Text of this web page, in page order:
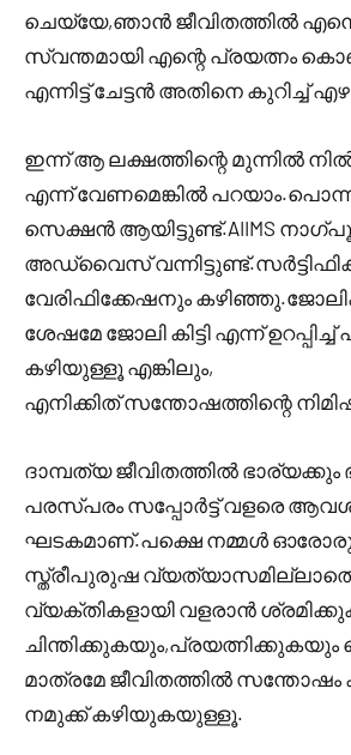
ചെയ്യേ,ഞാൻ ജീവിതത്തിൽ
സ്വന്തമായി എന്റെ പ്രയത്നം
എന്നിട്ട് ചേട്ടൻ അതിനെ കുറിച്ച്
ഇന്ന് ആ ലക്ഷത്തിന്റെ മുന്നിൽ
എന്ന് വേണമെങ്കിൽ
സെക്ഷൻ ആയിട്ടുണ്ട്.AIIMS
അഡ്വൈസ്
വേരിഫിക്കേഷനും
ശേഷമേ ജോലി കിട്ടി എന്ന്
കഴിയുള്ളൂ എങ്കിലും,
എനിക്കിത് സന്തോഷത്തിന്റെ
ദാമ്പത്യ ജീവിതത്തിൽ ഭാര്യക്കും
പരസ്പരം സപ്പോർട്ട് വളരെ
ഘടകമാണ്.പക്ഷെ നമ്മൾ
സ്ത്രീപുരുഷ
വ്യക്തികളായി വളരാൻ
മാത്രമേ ജീവിതത്തിൽ
നമുക്ക് കഴിയുകയുള്ളൂ.